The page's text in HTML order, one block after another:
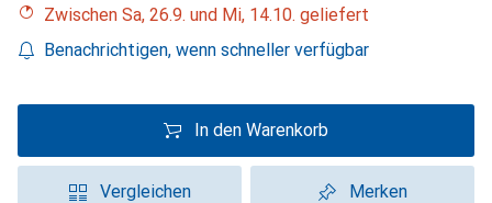
Zwischen Sa, 26.9. und Mi, 14.10. geliefert
Benachrichtigen, wenn schneller verfügbar
In den Warenkorb
Vergleichen Merken